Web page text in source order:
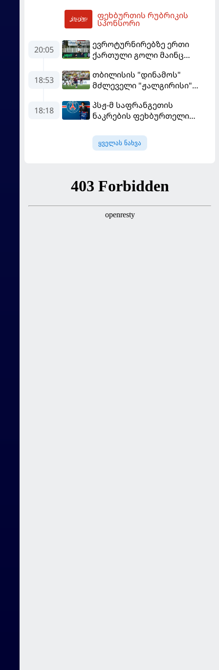
მომგებიანად გააგრძელა
ფეხბურთის რუბრიკის
სპონსორი
20:05
ევროტურნირებზე ერთი
ქართული გოლი მაინც
18:53
თბილისის "დინამოს"
მძლეველი "ჟალგირისი"
განადგურდა
18:18
პსჟ-მ საფრანგეთის
ნაკრების ფეხბურთელი
ყველას ნახვა